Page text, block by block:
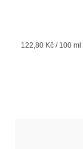
Měrná
122,80 Kč / 100 ml